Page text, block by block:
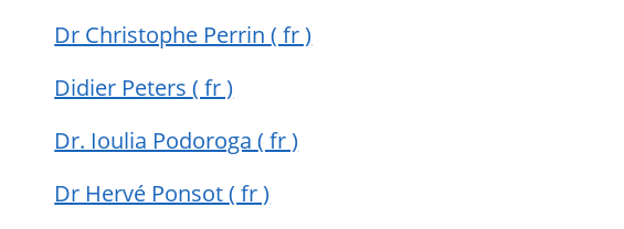
Dr Christophe Perrin( fr )
Didier Peters( fr )
Dr. Ioulia Podoroga( fr )
Dr Hervé Ponsot( fr )